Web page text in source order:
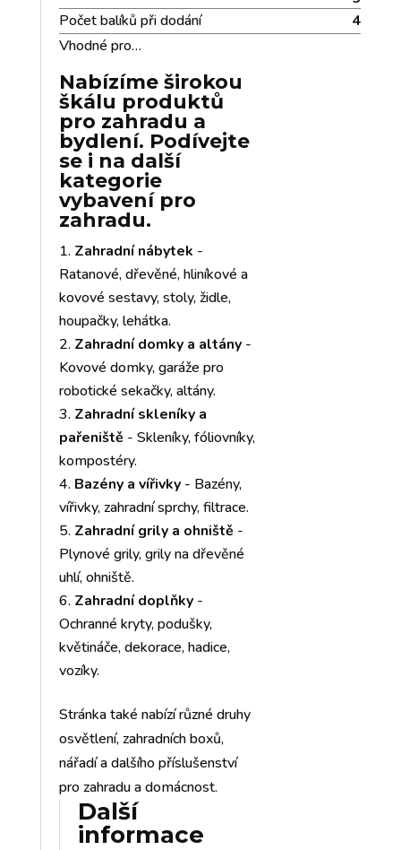
Počet balíků při dodání
4
Vhodné pro…
Nabízíme širokou
škálu produktů
pro zahradu a
bydlení. Podívejte
se i na další
kategorie
vybavení pro
zahradu.
Zahradní nábytek -
Ratanové, dřevěné, hliníkové a
kovové sestavy, stoly, židle,
houpačky, lehátka.
Zahradní domky a altány-
Kovové domky, garáže pro
robotické sekačky, altány.
Zahradní skleníky a
pařeniště - Skleníky, fóliovníky,
kompostéry.
Bazény a vířivky- Bazény,
vířivky, zahradní sprchy, filtrace.
Zahradní grily a ohniště -
Plynové grily, grily na dřevěné
uhlí, ohniště.
Zahradní doplňky-
Ochranné kryty, podušky,
květináče, dekorace, hadice,
vozíky.
Stránka také nabízí různé druhy
osvětlení, zahradních boxů,
nářadí a dalšího příslušenství
pro zahradu a domácnost.
Další
informace